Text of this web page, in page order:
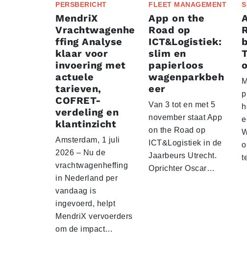
PERSBERICHT
MendriX
Vrachtwagenhe
ffing Analyse
klaar voor
invoering met
actuele
tarieven,
COFRET-
verdeling en
klantinzicht
Amsterdam, 1 juli
2026 – Nu de
vrachtwagenheffing
in Nederland per
vandaag is
ingevoerd, helpt
MendriX vervoerders
om de impact…
FLEET MANAGEMENT
App on the
Road op
ICT&Logistiek:
slim en
papierloos
wagenparkbeh
eer
Van 3 tot en met 5
november staat App
on the Road op
ICT&Logistiek in de
Jaarbeurs Utrecht.
Oprichter Oscar…